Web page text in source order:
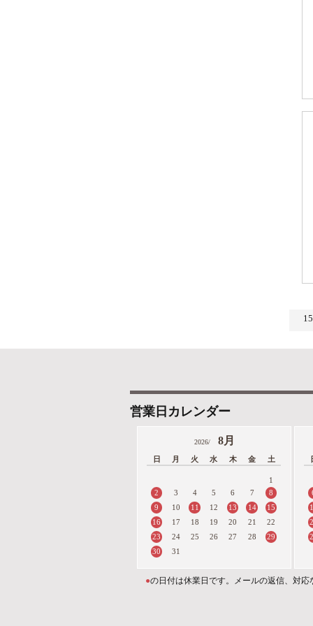
営業日カレンダー
2026/ 8月
日 月 火 水 木 金 土
1
2
3 4 5 6 7
8
9
10 11 12 13 14
15
16
17 18 19 20 21
22
23
24 25 26 27 28
29
30
31
●の日付は休業日です。メールの返信、対